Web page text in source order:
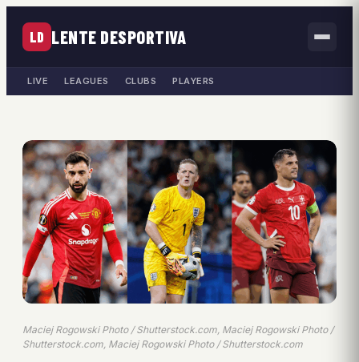
LD LENTE DESPORTIVA
LIVE LEAGUES CLUBS PLAYERS
Maciej Rogowski Photo / Shutterstock.com, Maciej Rogowski Photo /
Shutterstock.com, Maciej Rogowski Photo / Shutterstock.com